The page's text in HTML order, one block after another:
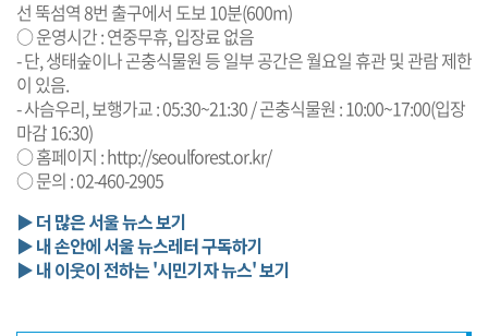
선 뚝섬역 8번 출구에서 도보 10분(600m)
○ 운영시간 : 연중무휴, 입장료 없음
- 단, 생태숲이나 곤충식물원 등 일부 공간은 월요일 휴관 및 관람 제한
이 있음.
- 사슴우리, 보행가교 : 05:30~21:30 / 곤충식물원 : 10:00~17:00(입장
마감 16:30)
○ 홈페이지 :http://seoulforest.or.kr/
○ 문의 : 02-460-2905
▶ 더 많은 서울 뉴스 보기
▶ 내 손안에 서울 뉴스레터 구독하기
▶ 내 이웃이 전하는 '시민기자 뉴스' 보기